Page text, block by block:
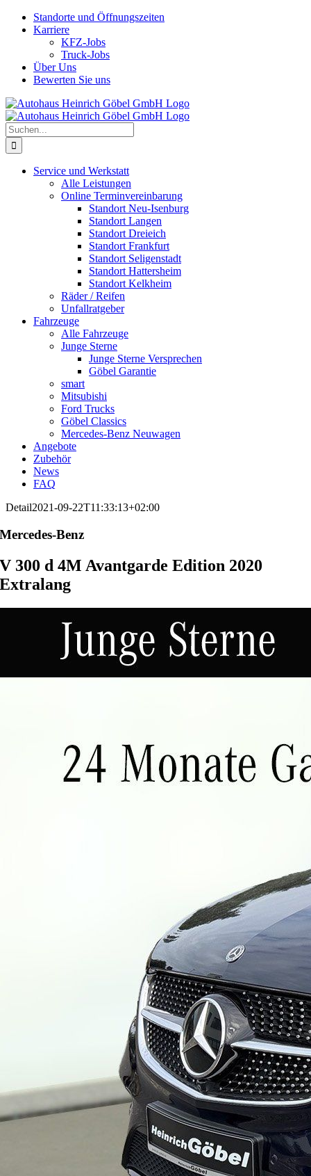
Skip
Standorte und Öffnungszeiten
Karriere
KFZ-Jobs
Truck-Jobs
Über Uns
Bewerten Sie uns
Suche
nach:
Service und Werkstatt
Alle Leistungen
Online Terminvereinbarung
Standort Neu-Isenburg
Standort Langen
Standort Dreieich
Standort Frankfurt
Standort Seligenstadt
Standort Hattersheim
Standort Kelkheim
Räder / Reifen
Unfallratgeber
Fahrzeuge
Alle Fahrzeuge
Junge Sterne
Junge Sterne Versprechen
Göbel Garantie
smart
Mitsubishi
Ford Trucks
Göbel Classics
Mercedes-Benz Neuwagen
Angebote
Zubehör
News
FAQ
Detail2021-09-22T11:33:13+02:00
Mercedes-Benz
V 300 d 4M Avantgarde Edition 2020
Extralang